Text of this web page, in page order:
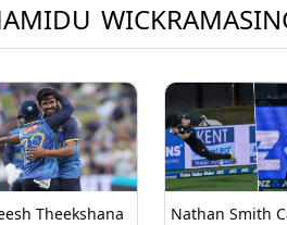
Theekshana
Nathan Smith